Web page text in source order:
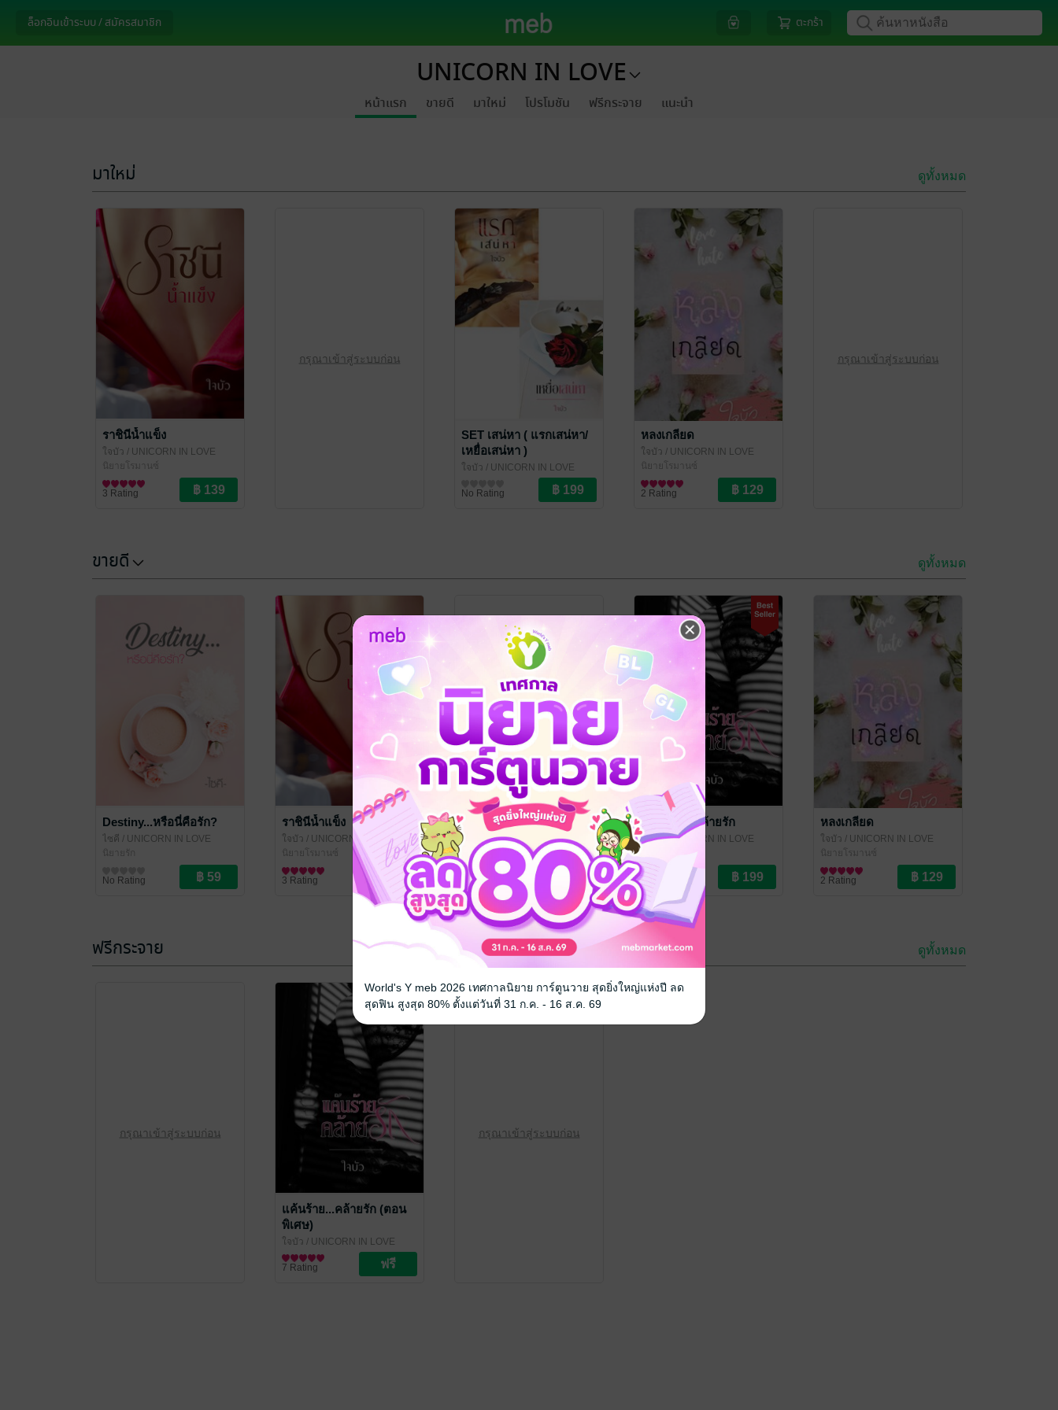
ล็อกอินเข้าระบบ / สมัครสมาชิก ตะกร้า
UNICORN IN LOVE
หน้าแรก ขายดี มาใหม่ โปรโมชัน ฟรีกระจาย แนะนำ
มาใหม่ ดูทั้งหมด
ราชินีน้ำแข็ง
ใจบัว / UNICORN IN LOVE
นิยายโรมานซ์
3 Rating
กรุณาเข้าสู่ระบบก่อน
SET เสน่หา ( แรกเสน่หา/
เหยื่อเสน่หา )
ใจบัว / UNICORN IN LOVE
No Rating
หลงเกลียด
ใจบัว / UNICORN IN LOVE
นิยายโรมานซ์
2 Rating
กรุณาเข้าสู่ระบบก่อน
ขายดี ดูทั้งหมด
Destiny...หรือนี่คือรัก?
ไซคี / UNICORN IN LOVE
นิยายรัก
No Rating
ราชินีน้ำแข็ง
ใจบัว / UNICORN IN LOVE
นิยายโรมานซ์
3 Rating
กรุณาเข้าสู่ระบบก่อน
แค้นร้าย...คล้ายรัก
ใจบัว/ UNICORN IN LOVE
นิยายโรมานซ์
17 Rating
หลงเกลียด
ใจบัว / UNICORN IN LOVE
นิยายโรมานซ์
2 Rating
ฟรีกระจาย ดูทั้งหมด
กรุณาเข้าสู่ระบบก่อน
แค้นร้าย...คล้ายรัก (ตอน
พิเศษ)
ใจบัว / UNICORN IN LOVE
นิยายโรมานซ์
7 Rating
กรุณาเข้าสู่ระบบก่อน
World's Y meb 2026 เทศกาลนิยาย การ์ตูนวาย สุดยิ่งใหญ่แห่งปี ลด
สุดฟิน สูงสุด 80% ตั้งแต่วันที่ 31 ก.ค. - 16 ส.ค. 69